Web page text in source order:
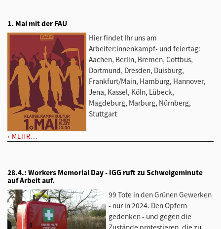
1. Mai mit der FAU
Hier findet Ihr uns am
Arbeiter:innenkampf- und feiertag:
Aachen, Berlin, Bremen, Cottbus,
Dortmund, Dresden, Duisburg,
Frankfurt/Main, Hamburg, Hannover,
Jena, Kassel, Köln, Lübeck,
Magdeburg, Marburg, Nürnberg,
Stuttgart
MEHR…
28.4.: Workers Memorial Day - IGG ruft zu Schweigeminute
auf Arbeit auf.
99 Tote in den Grünen Gewerken
- nur in 2024. Den Opfern
gedenken - und gegen die